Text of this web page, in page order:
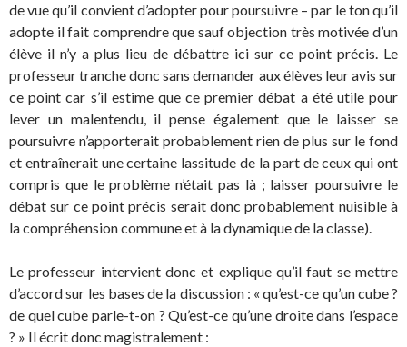
de vue qu’il convient d’adopter pour poursuivre – par le ton qu’il
adopte il fait comprendre que sauf objection très motivée d’un
élève il n’y a plus lieu de débattre ici sur ce point précis. Le
professeur tranche donc sans demander aux élèves leur avis sur
ce point car s’il estime que ce premier débat a été utile pour
lever un malentendu, il pense également que le laisser se
poursuivre n’apporterait probablement rien de plus sur le fond
et entraînerait une certaine lassitude de la part de ceux qui ont
compris que le problème n’était pas là ; laisser poursuivre le
débat sur ce point précis serait donc probablement nuisible à
la compréhension commune et à la dynamique de la classe).
Le professeur intervient donc et explique qu’il faut se mettre
d’accord sur les bases de la discussion : « qu’est-ce qu’un cube ?
de quel cube parle-t-on ? Qu’est-ce qu’une droite dans l’espace
? » Il écrit donc magistralement :